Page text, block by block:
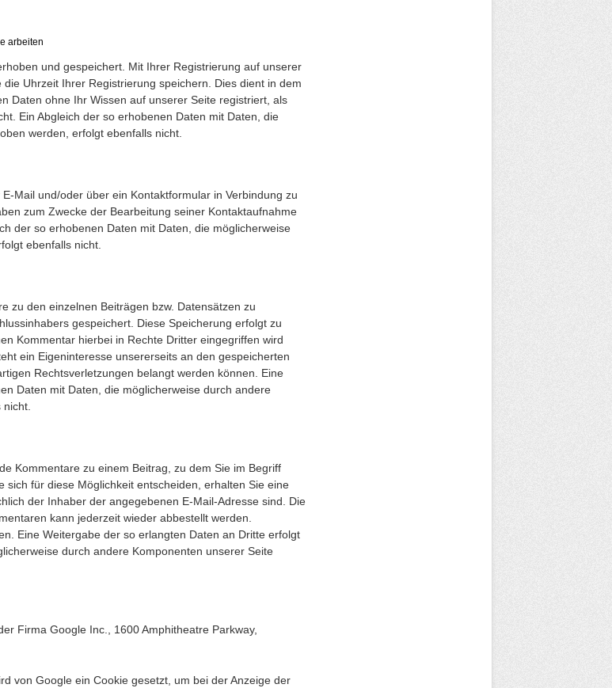
arbeiten
und gespeichert. Mit Ihrer Registrierung auf unserer
Uhrzeit Ihrer Registrierung speichern. Dies dient in dem
Daten ohne Ihr Wissen auf unserer Seite registriert, als
Ein Abgleich der so erhobenen Daten mit Daten, die
werden, erfolgt ebenfalls nicht.
Mail und/oder über ein Kontaktformular in Verbindung zu
zum Zwecke der Bearbeitung seiner Kontaktaufnahme
der so erhobenen Daten mit Daten, die möglicherweise
ebenfalls nicht.
zu den einzelnen Beiträgen bzw. Datensätzen zu
gespeichert. Diese Speicherung erfolgt zu
Kommentar hierbei in Rechte Dritter eingegriffen wird
ein Eigeninteresse unsererseits an den gespeicherten
Rechtsverletzungen belangt werden können. Eine
Daten mit Daten, die möglicherweise durch andere
Kommentare zu einem Beitrag, zu dem Sie im Begriff
für diese Möglichkeit entscheiden, erhalten Sie eine
der Inhaber der angegebenen E-Mail-Adresse sind. Die
kann jederzeit wieder abbestellt werden.
Eine Weitergabe der so erlangten Daten an Dritte erfolgt
durch andere Komponenten unserer Seite
Firma Google Inc., 1600 Amphitheatre Parkway,
von Google ein Cookie gesetzt, um bei der Anzeige der